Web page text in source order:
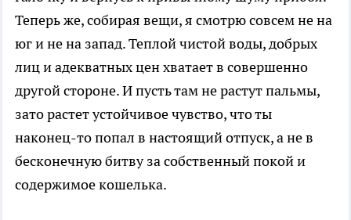
Теперь же, собирая вещи, я смотрю совсем не на
юг и не на запад. Теплой чистой воды, добрых
лиц и адекватных цен хватает в совершенно
другой стороне. И пусть там не растут пальмы,
зато растет устойчивое чувство, что ты
наконец-то попал в настоящий отпуск, а не в
бесконечную битву за собственный покой и
содержимое кошелька.